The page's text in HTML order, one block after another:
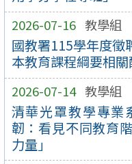
2026-07-16 教學組
國教署115學年度徵
本教育課程綱要相
2026-07-14 教學組
清華光罩教學專業
韌：看見不同教育
力量」